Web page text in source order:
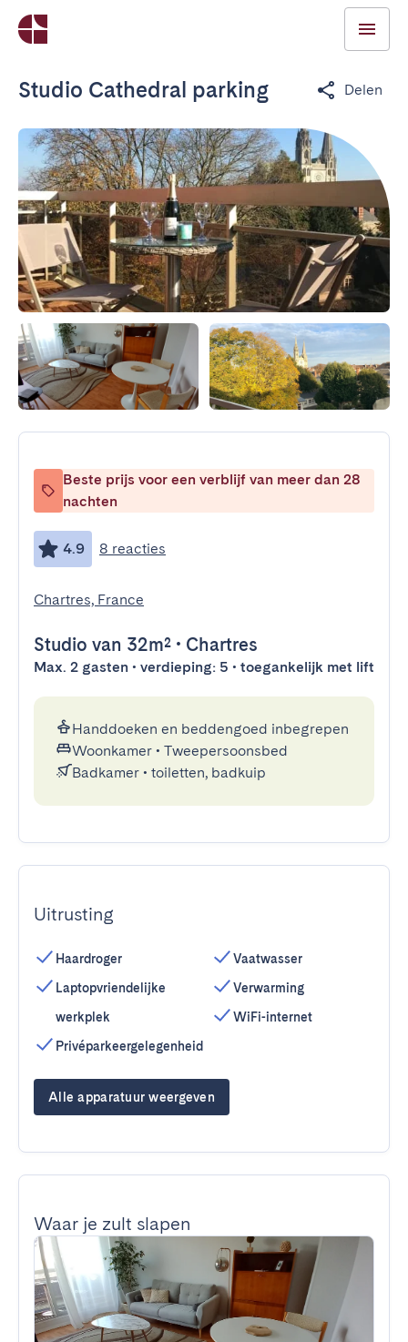
Studio Cathedral parking Delen
Beste prijs voor een verblijf van meer dan 28
nachten
4.9 8 reacties
Chartres, France
Studio van 32m² • Chartres
Max. 2 gasten • verdieping: 5 • toegankelijk met lift
Handdoeken en beddengoed inbegrepen
Woonkamer • Tweepersoonsbed
Badkamer • toiletten, badkuip
Uitrusting
Haardroger
Laptopvriendelijke
werkplek
Privéparkeergelegenheid
Vaatwasser
Verwarming
WiFi-internet
Alle apparatuur weergeven
Waar je zult slapen